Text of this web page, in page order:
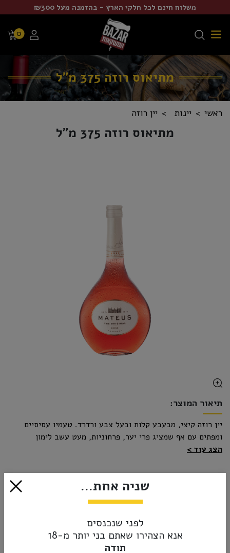
משלוח חינם לכל חלקי הארץ - בהזמנה מעל ₪300
0
מתיאוס רוזה 375 מ"ל
ראשי יינות יין רוזה
מתיאוס רוזה 375 מ"ל
תיאור המוצר:
יין רוזה קיצי, מבעבע קלות ובעל צבע ורדרד. טעמיו עסיסיים
ומפתים עם אף שמציג פרי יער, פרחוניות, מעט עשב לימון
ואפרסק. החך עסיסי, נעים ומפתה ובעל מתיקות ובעבוע קלים.
הצג עוד
₪24.00
אזל מהמלאי
שניה אחת...
לפני שנכנסים
אנא הצהירו שאתם בני יותר מ-18
תודה